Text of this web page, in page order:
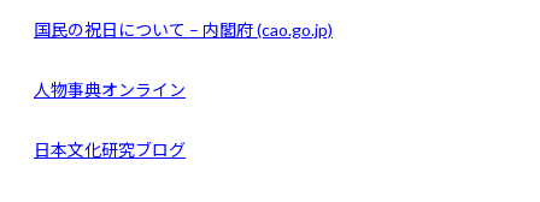
国民の祝日について – 内閣府 (cao.go.jp)
人物事典オンライン
日本文化研究ブログ